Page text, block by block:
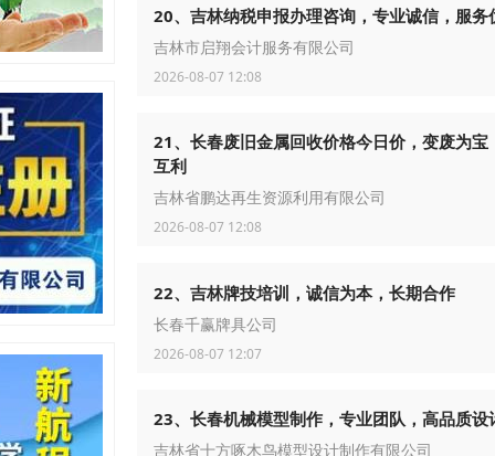
20、吉林纳税申报办理咨询，专业诚信，服务
吉林市启翔会计服务有限公司
2026-08-07 12:08
21、长春废旧金属回收价格今日价，变废为宝
互利
吉林省鹏达再生资源利用有限公司
2026-08-07 12:08
22、吉林牌技培训，诚信为本，长期合作
长春千赢牌具公司
2026-08-07 12:07
23、长春机械模型制作，专业团队，高品质设
吉林省十方啄木鸟模型设计制作有限公司